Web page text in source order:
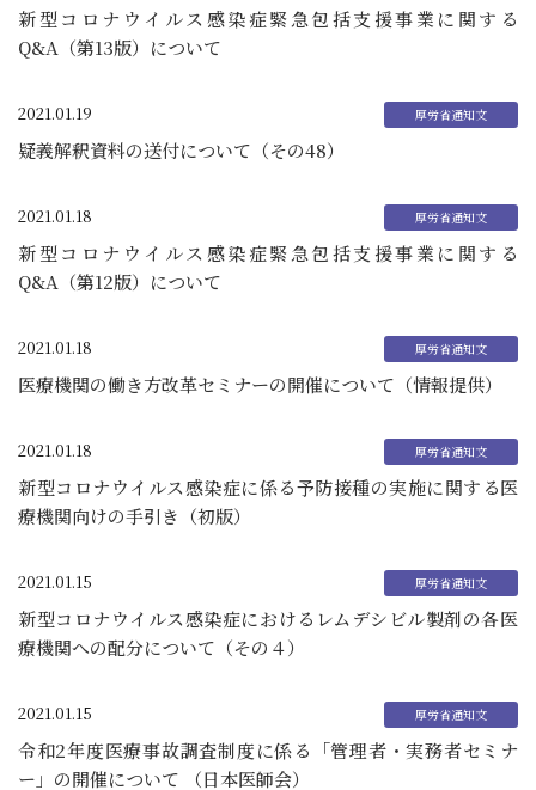
新型コロナウイルス感染症緊急包括支援事業に関する
Q&A（第13版）について
2021.01.19
疑義解釈資料の送付について（その48）
2021.01.18
新型コロナウイルス感染症緊急包括支援事業に関する
Q&A（第12版）について
2021.01.18
医療機関の働き方改革セミナーの開催について（情報提供）
2021.01.18
新型コロナウイルス感染症に係る予防接種の実施に関する医
療機関向けの手引き（初版）
2021.01.15
新型コロナウイルス感染症におけるレムデシビル製剤の各医
療機関への配分について（その４）
2021.01.15
令和2年度医療事故調査制度に係る「管理者・実務者セミナ
ー」の開催について （日本医師会）